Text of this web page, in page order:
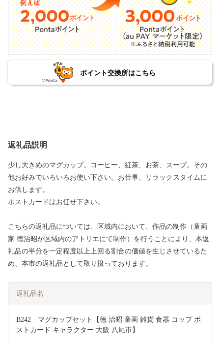
ポイント交換所はこちら
返礼品説明
少し大きめのマグカップ。コーヒー、紅茶、お茶、スープ。その
他お好みでいろいろお使い下さい。お仕事、リラックスタイムに
お供します。
ポストカードはお任せ下さい。
こちらの返礼品については、区域内において、作品の制作（童画
家 徳治昭が区域内のアトリエにて制作）を行うことにより、本返
礼品の半分を一定程度以上上回る割合の価値を生じさせているた
め、本市の返礼品として取り扱っております。
返礼品名
B242　マグカップセット【徳 治昭 童画 雑貨 食器 コップ ポ
ストカード キャラクター 大阪 八尾市】